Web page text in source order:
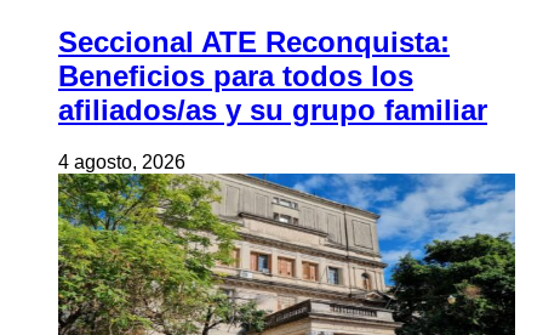
Seccional ATE Reconquista:
Beneficios para todos los
afiliados/as y su grupo familiar
4 agosto, 2026